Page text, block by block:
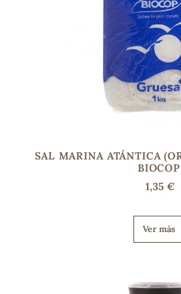
SAL MARINA ATÁNTICA
BIOCOP
1,35 €
Ver más